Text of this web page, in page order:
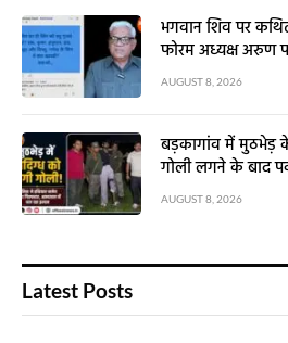
भगवान शिव पर
फोरम अध्यक्ष अरुण
AUGUST 8, 2026
बड़कागांव में मुठभेड़
गोली लगने के बाद
AUGUST 8, 2026
Latest Posts